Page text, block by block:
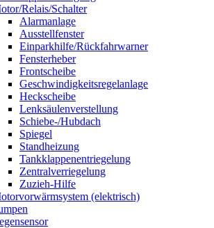
Relais/Schalter
Alarmanlage
Ausstellfenster
Einparkhilfe/Rückfahrwarner
Fensterheber
Frontscheibe
Geschwindigkeitsregelanlage
Heckscheibe
Lenksäulenverstellung
Schiebe-/Hubdach
Spiegel
Standheizung
Tankklappenentriegelung
Zentralverriegelung
Zuzieh-Hilfe
(elektrisch)